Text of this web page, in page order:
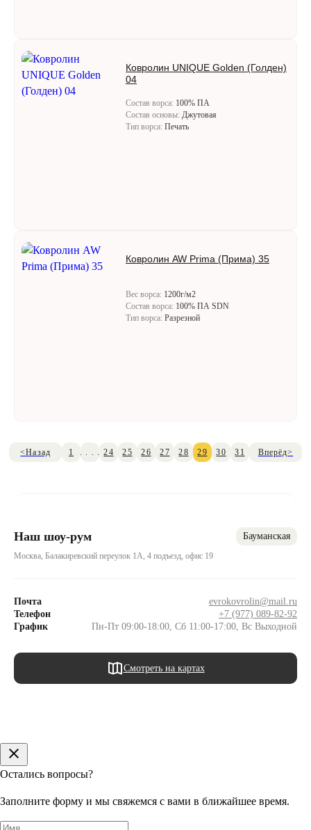
Ковролин UNIQUE Golden (Голден)
04
Состав ворса: 100% ПА
Состав основы: Джутовая
Тип ворса: Печать
Ковролин AW Prima (Прима) 35
Вес ворса: 1200г/м2
Состав ворса:
100% ПА SDN
Тип ворса: Разрезной
<Назад 1 24 25 26 27 28 29 30 31 Вперёд>
Наш шоу-рум Бауманская
Москва, Балакиревский переулок 1А, 4 подъезд, офис 19
Почта
evrokovrolin@mail.ru
Телефон
+7 (977) 089-82-92
График
Пн-Пт 09:00-18:00, Сб 11:00-17:00, Вс Выходной
Смотреть на картах
Остались вопросы?
Заполните форму и мы свяжемся с вами в ближайшее время.